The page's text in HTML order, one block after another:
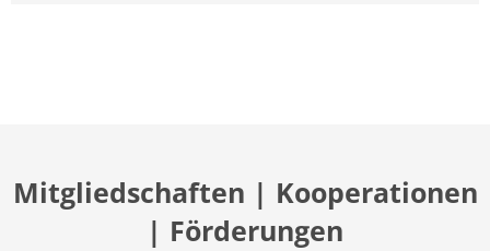
Mitgliedschaften | Kooperationen
| Förderungen